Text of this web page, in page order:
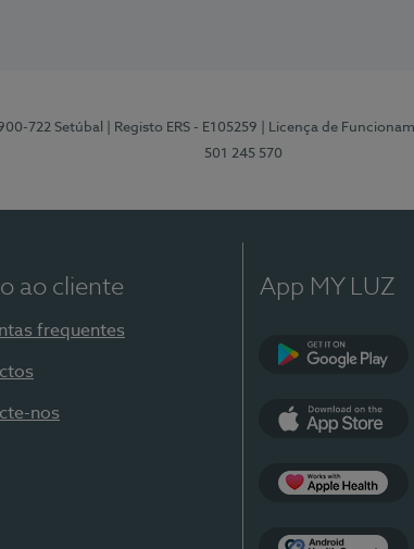
722 Setúbal | Registo ERS - E105259 | Licença de
501 245 570
ao cliente
frequentes
nos
App MY LUZ